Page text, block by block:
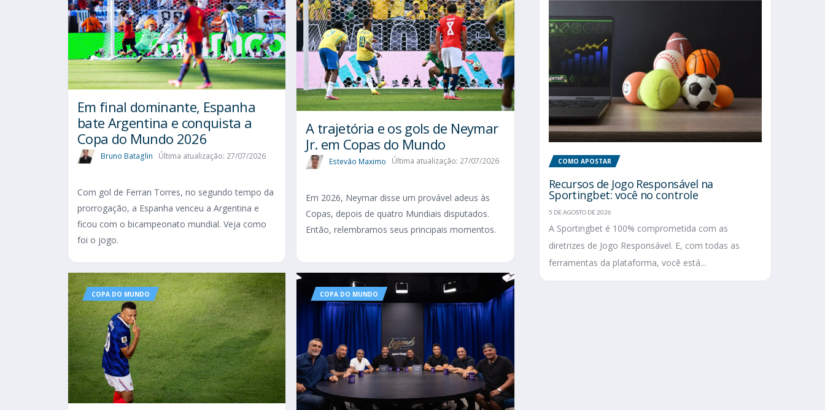
Em final dominante, Espanha
bate Argentina e conquista a
Copa do Mundo 2026
Bruno Bataglin Última atualização: 27/07/2026
Com gol de Ferran Torres, no segundo tempo da
prorrogação, a Espanha venceu a Argentina e
ficou com o bicampeonato mundial. Veja como
foi o jogo.
A trajetória e os gols de Neymar
Jr. em Copas do Mundo
Estevão Maximo Última atualização: 27/07/2026
Em 2026, Neymar disse um provável adeus às
Copas, depois de quatro Mundiais disputados.
Então, relembramos seus principais momentos.
COPA DO MUNDO COPA DO MUNDO
COMO APOSTAR
Recursos de Jogo Responsável na
Sportingbet: você no controle
5 DE AGOSTO DE 2026
A Sportingbet é 100% comprometida com as
diretrizes de Jogo Responsável. E, com todas as
ferramentas da plataforma, você está...